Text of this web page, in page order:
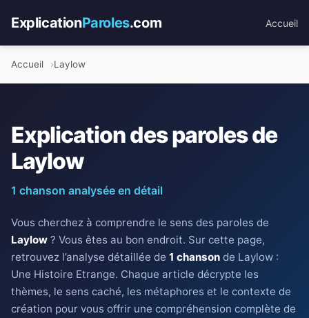
ExplicationParoles.com Accueil
Accueil Laylow
Explication des paroles de
Laylow
1 chanson analysée en détail
Vous cherchez à comprendre le sens des paroles de
Laylow ? Vous êtes au bon endroit. Sur cette page,
retrouvez l’analyse détaillée de 1 chanson de Laylow :
Une Histoire Etrange. Chaque article décrypte les
thèmes, le sens caché, les métaphores et le contexte de
création pour vous offrir une compréhension complète de